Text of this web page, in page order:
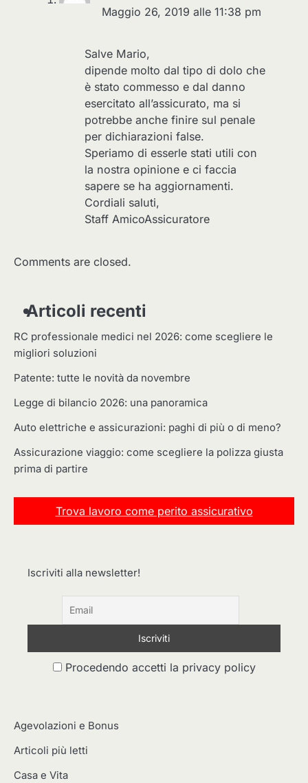
Maggio 26, 2019 alle 11:38 pm
Salve Mario,
dipende molto dal tipo di dolo che
è stato commesso e dal danno
esercitato all’assicurato, ma si
potrebbe anche finire sul penale
per dichiarazioni false.
Speriamo di esserle stati utili con
la nostra opinione e ci faccia
sapere se ha aggiornamenti.
Cordiali saluti,
Staff AmicoAssicuratore
Comments are closed.
Articoli recenti
RC professionale medici nel 2026: come scegliere le
migliori soluzioni
Patente: tutte le novità da novembre
Legge di bilancio 2026: una panoramica
Auto elettriche e assicurazioni: paghi di più o di meno?
Assicurazione viaggio: come scegliere la polizza giusta
prima di partire
Trova lavoro come perito assicurativo
Iscriviti alla newsletter!
Procedendo accetti la privacy policy
Agevolazioni e Bonus
Articoli più letti
Casa e Vita